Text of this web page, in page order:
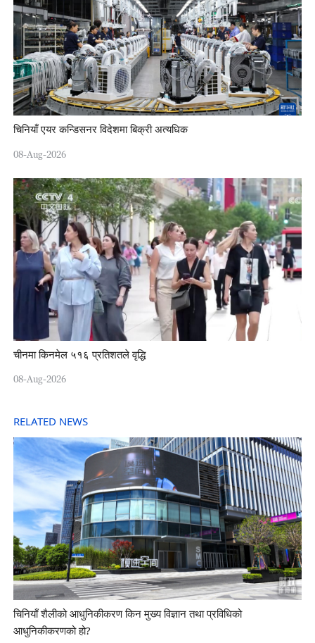
चिनियाँ एयर कन्डिसनर विदेशमा बिक्री अत्यधिक
08-Aug-2026
चीनमा किनमेल ५१६ प्रतिशतले वृद्धि
08-Aug-2026
RELATED NEWS
चिनियाँ शैलीको आधुनिकीकरण किन मुख्य विज्ञान तथा प्रविधिको
आधुनिकीकरणको हो?